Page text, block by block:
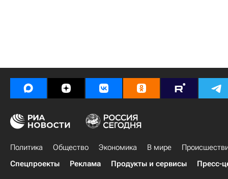
Политика Общество Экономика В мире
Спецпроекты
Реклама Продукты и сервисы Пресс-